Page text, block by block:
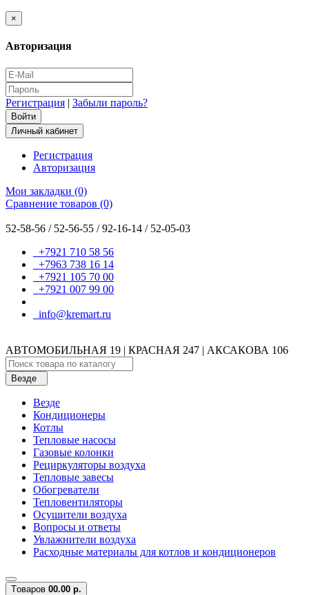
×
Авторизация
Регистрация | Забыли пароль?
Личный кабинет
Регистрация
Авторизация
Мои закладки (0)
Сравнение товаров (0)
52-58-56 / 52-56-55 / 92-16-14 / 52-05-03
+7921 710 58 56
+7963 738 16 14
+7921 105 70 00
+7921 007 99 00
info@kremart.ru
АВТОМОБИЛЬНАЯ 19 | КРАСНАЯ 247 | АКСАКОВА 106
Везде
Везде
Кондиционеры
Котлы
Тепловые насосы
Газовые колонки
Рециркуляторы воздуха
Тепловые завесы
Обогреватели
Тепловентиляторы
Осушители воздуха
Вопросы и ответы
Увлажнители воздуха
Расходные материалы для котлов и кондиционеров
Tоваров 00.00 р.